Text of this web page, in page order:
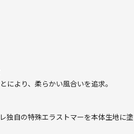
より、柔らかい風合いを追求。
独自の特殊エラストマーを本体生地に塗